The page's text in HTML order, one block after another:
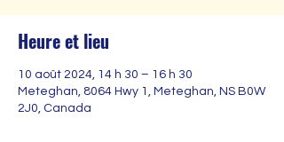
Heure et lieu
10 août 2024, 14 h 30 – 16 h 30
Meteghan, 8064 Hwy 1, Meteghan, NS B0W
2J0, Canada